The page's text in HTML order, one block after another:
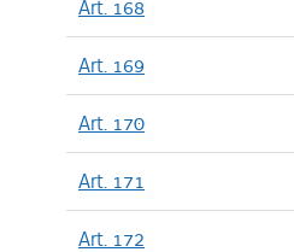
Art. 168
Art. 169
Art. 170
Art. 171
Art. 172